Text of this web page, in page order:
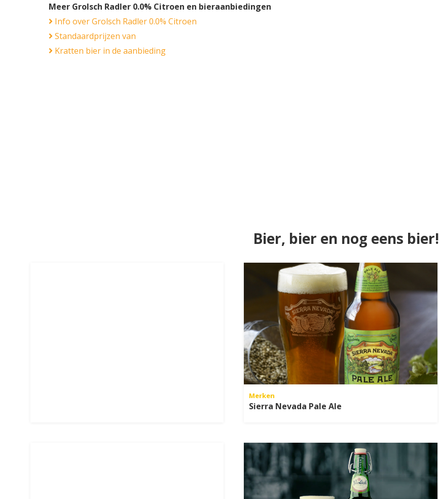
Meer Grolsch Radler 0.0% Citroen en bieraanbiedingen
Info over Grolsch Radler 0.0% Citroen
Standaardprijzen van
Kratten bier in de aanbieding
Bier, bier en nog eens bier!
Merken
Sierra Nevada Pale Ale